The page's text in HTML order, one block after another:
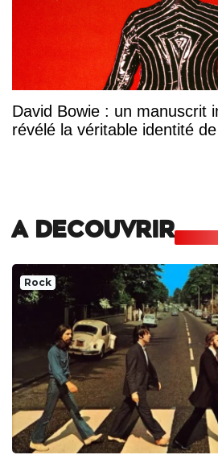
David Bowie : un manuscrit
révélé la véritable identité
A DECOUVRIR
Rock